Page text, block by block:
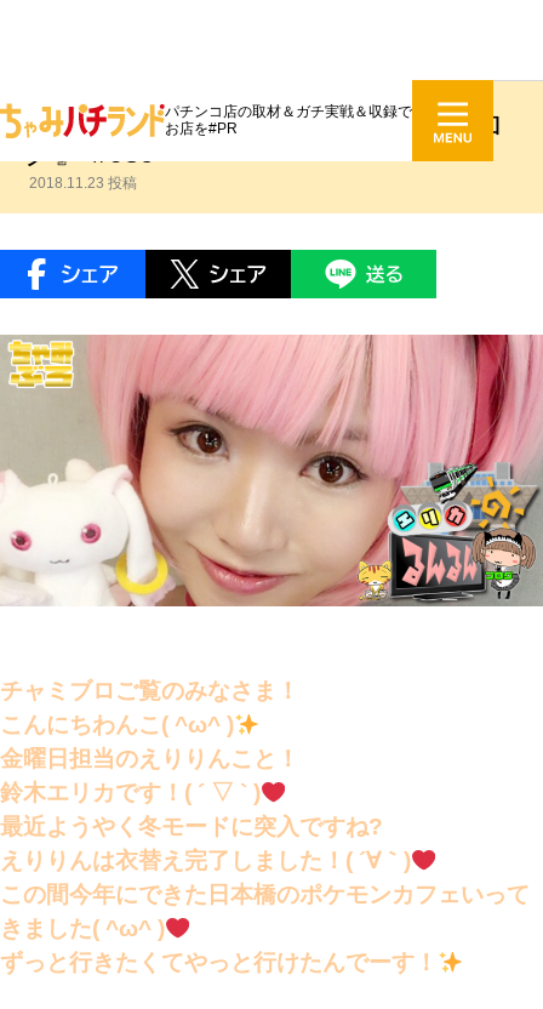
パチンコ店の取材＆ガチ実戦＆収録で
お店を#PR
鈴木エリカ『エリカのるんるんブロ
2018.11.23 投稿
チャミブロご覧のみなさま！
こんにちわんこ( ^ω^ )
金曜日担当のえりりんこと！
鈴木エリカです！( ´ ▽ ` )
最近ようやく冬モードに突入ですね?
えりりんは衣替え完了しました！( ´∀｀)
この間今年にできた日本橋のポケモンカフェいって
きました( ^ω^ )
ずっと行きたくてやっと行けたんでーす！